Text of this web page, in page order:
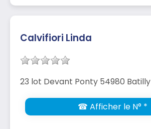
Calvifiori Linda
23 lot Devant Ponty 54980 Batilly
☎ Afficher le N° *